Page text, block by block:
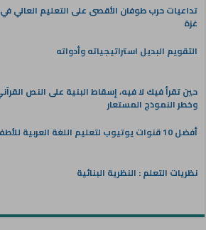
تداعيات حرب طوفان الأقصى على التعليم العالي
غزة
التقويم البديل استراتيجياته وأدواته
حين تقرأ فيك لا فيه، إسقاط البنية على النص
وخطر النموذج المستعار
أفضل 10 قنوات يوتيوب لتعليم اللغة العربية للأطفال
نظريات التعلم : النظرية البنائية